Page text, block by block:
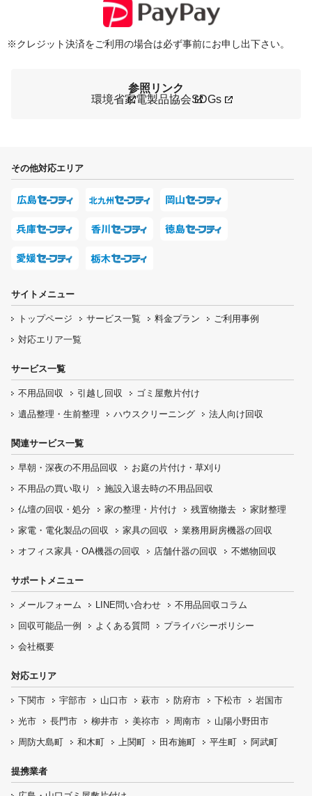
※クレジット決済をご利用の場合は必ず事前にお申し出下さい。
参照リンク
環境省家電製品協会SDGs
その他対応エリア
サイトメニュー
トップページ サービス一覧 料金プラン
ご利用事例
対応エリア一覧
サービス一覧
不用品回収 引越し回収
ゴミ屋敷片付け
遺品整理・生前整理
ハウスクリーニング 法人向け回収
関連サービス一覧
早朝・深夜の不用品回収 お庭の片付け・ 草刈り
不用品の買い取り 施設入退去時の不用品回収
仏壇の回収・処分 家の整理・片付け 残置物撤去
家財整理
家電・電化製品の回収
家具の回収 業務用厨房機器の回収
オフィス家具 ・OA機器の回収 店舗什器の回収 不燃物回収
サポートメニュー
メールフォーム LINE問い合わせ
不用品回収コラム
回収可能品一例
よくある質問
プライバシーポリシー
会社概要
対応エリア
下関市 宇部市 山口市 萩市 防府市 下松市
岩国市
光市
長門市 柳井市 美祢市 周南市
山陽小野田市
周防大島町
和木町 上関町 田布施町 平生町 阿武町
提携業者